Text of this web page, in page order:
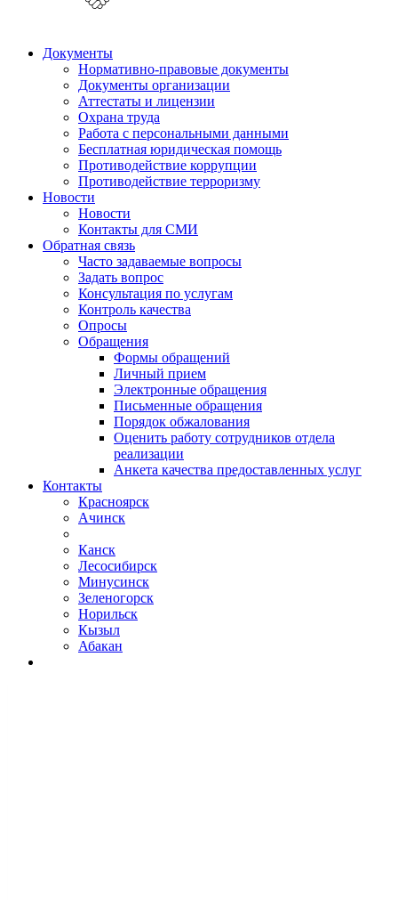
Документы
Нормативно-правовые документы
Документы организации
Аттестаты и лицензии
Охрана труда
Работа с персональными данными
Бесплатная юридическая помощь
Противодействие коррупции
Противодействие терроризму
Новости
Новости
Контакты для СМИ
Обратная связь
Часто задаваемые вопросы
Задать вопрос
Консультация по услугам
Контроль качества
Опросы
Обращения
Формы обращений
Личный прием
Электронные обращения
Письменные обращения
Порядок обжалования
Оценить работу сотрудников отдела
реализации
Анкета качества предоставленных услуг
Контакты
Красноярск
Ачинск
Канск
Лесосибирск
Минусинск
Зеленогорск
Норильск
Кызыл
Абакан